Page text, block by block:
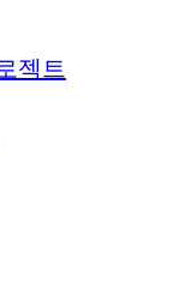
젝트